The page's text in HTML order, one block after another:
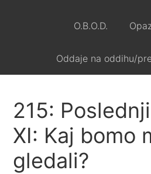
O.B.O.D.
Oddaje na oddihu/
215:
XI: Kaj bomo
gledali?